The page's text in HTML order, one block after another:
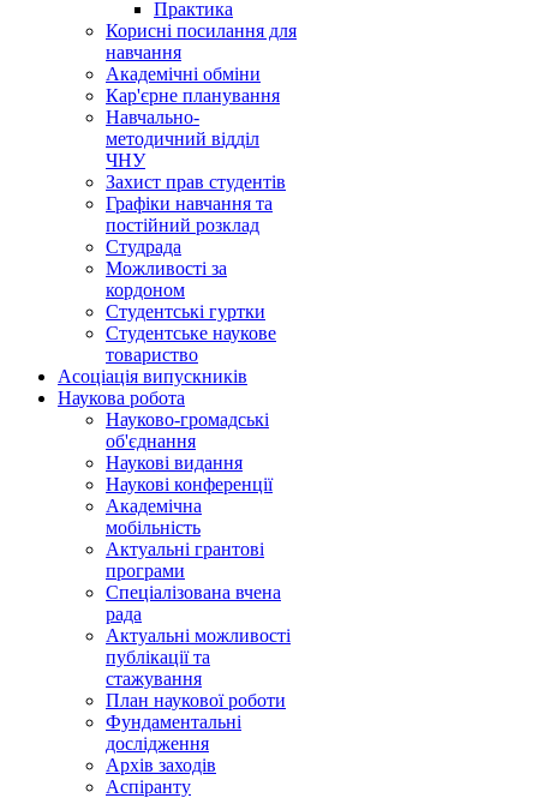
Практика
Корисні посилання для
навчання
Академічні обміни
Кар'єрне планування
Навчально-
методичний відділ
ЧНУ
Захист прав студентів
Графіки навчання та
постійний розклад
Студрада
Можливості за
кордоном
Студентські гуртки
Студентське наукове
товариство
Асоціація випускників
Наукова робота
Науково-громадські
об'єднання
Наукові видання
Наукові конференції
Академічна
мобільність
Актуальні грантові
програми
Спеціалізована вчена
рада
Актуальні можливості
публікації та
стажування
План наукової роботи
Фундаментальні
дослідження
Архів заходів
Аспіранту